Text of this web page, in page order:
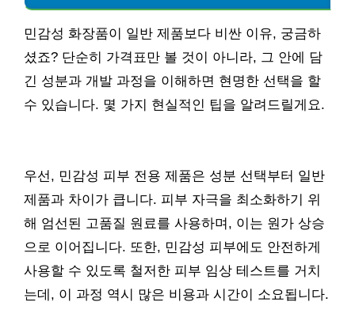
민감성 화장품이 일반 제품보다 비싼 이유, 궁금하
셨죠? 단순히 가격표만 볼 것이 아니라, 그 안에 담
긴 성분과 개발 과정을 이해하면 현명한 선택을 할
수 있습니다. 몇 가지 현실적인 팁을 알려드릴게요.
우선, 민감성 피부 전용 제품은 성분 선택부터 일반
제품과 차이가 큽니다. 피부 자극을 최소화하기 위
해 엄선된 고품질 원료를 사용하며, 이는 원가 상승
으로 이어집니다. 또한, 민감성 피부에도 안전하게
사용할 수 있도록 철저한 피부 임상 테스트를 거치
는데, 이 과정 역시 많은 비용과 시간이 소요됩니다.